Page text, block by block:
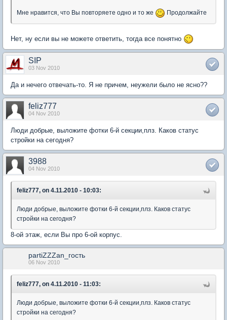
Мне нравится, что Вы повторяете одно и то же Продолжайте
Нет, ну если вы не можете ответить, тогда все понятно
SIP
03 Nov 2010
Да и нечего отвечать-то. Я не причем, неужели было не ясно??
feliz777
04 Nov 2010
Люди добрые, выложите фотки 6-й секции,плз. Каков статус
стройки на сегодня?
3988
04 Nov 2010
feliz777, on 4.11.2010 - 10:03:
Люди добрые, выложите фотки 6-й секции,плз. Каков статус
стройки на сегодня?
8-ой этаж, если Вы про 6-ой корпус.
partiZZZan_гость
06 Nov 2010
feliz777, on 4.11.2010 - 11:03:
Люди добрые, выложите фотки 6-й секции,плз. Каков статус
стройки на сегодня?